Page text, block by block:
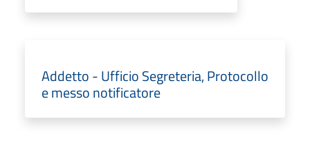
Addetto - Ufficio Segreteria, Protocollo
e messo notificatore